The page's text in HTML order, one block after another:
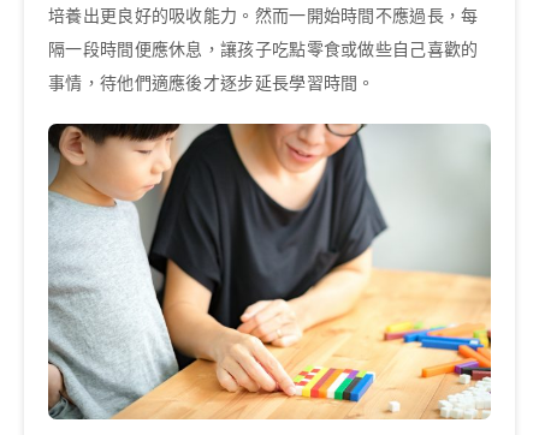
培養出更良好的吸收能力。然而一開始時間不應過長，每
隔一段時間便應休息，讓孩子吃點零食或做些自己喜歡的
事情，待他們適應後才逐步延長學習時間。